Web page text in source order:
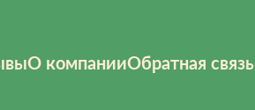
О компанииОбратная связь